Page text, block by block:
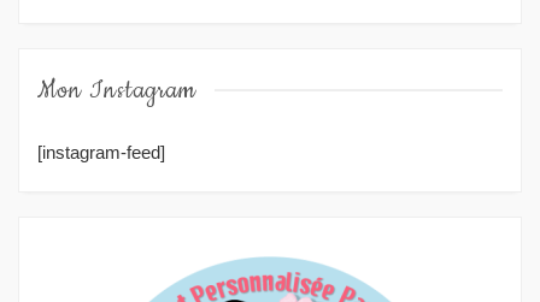
Mon Instagram
[instagram-feed]